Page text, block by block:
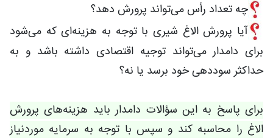
چه تعداد رأس می‌تواند پرورش دهد؟
آیا پرورش الاغ شیری با توجه به هزینه‌ای که می‌شود
برای دامدار می‌تواند توجیه اقتصادی داشته باشد و به
حداکثر سوددهی خود برسد یا نه؟
برای پاسخ به این سؤالات دامدار باید هزینه‌های پرورش
الاغ را محاسبه کند و سپس با توجه به سرمایه موردنیاز